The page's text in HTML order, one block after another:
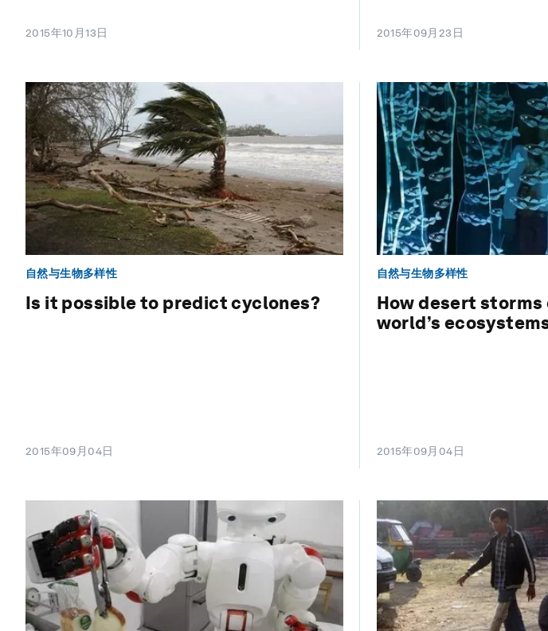
2015年10月13日 2015年09月23日
自然与生物多样性
Is it possible to predict cyclones?
2015年09月04日
自然与生物多样性
How desert
world’s
2015年09月04日